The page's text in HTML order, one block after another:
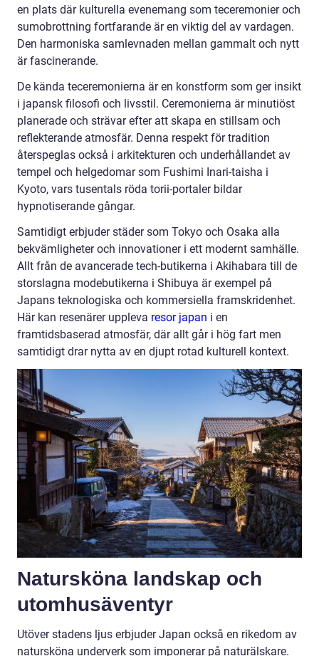
en plats där kulturella evenemang som teceremonier och
sumobrottning fortfarande är en viktig del av vardagen.
Den harmoniska samlevnaden mellan gammalt och nytt
är fascinerande.
De kända teceremonierna är en konstform som ger insikt
i japansk filosofi och livsstil. Ceremonierna är minutiöst
planerade och strävar efter att skapa en stillsam och
reflekterande atmosfär. Denna respekt för tradition
återspeglas också i arkitekturen och underhållandet av
tempel och helgedomar som Fushimi Inari-taisha i
Kyoto, vars tusentals röda torii-portaler bildar
hypnotiserande gångar.
Samtidigt erbjuder städer som Tokyo och Osaka alla
bekvämligheter och innovationer i ett modernt samhälle.
Allt från de avancerade tech-butikerna i Akihabara till de
storslagna modebutikerna i Shibuya är exempel på
Japans teknologiska och kommersiella framskridenhet.
Här kan resenärer uppleva resor japan i en
framtidsbaserad atmosfär, där allt går i hög fart men
samtidigt drar nytta av en djupt rotad kulturell kontext.
Natursköna landskap och
utomhusäventyr
Utöver stadens ljus erbjuder Japan också en rikedom av
natursköna underverk som imponerar på naturälskare.